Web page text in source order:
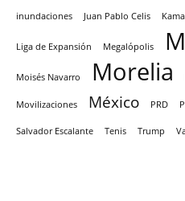
inundaciones Juan Pablo Celis
Liga de Expansión Megalópolis
Moisés Navarro Morelia
Movilizaciones México PRD
Salvador Escalante Tenis Trump